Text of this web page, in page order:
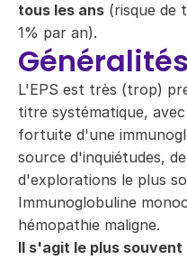
tous les ans (risque de
1% par an).
Généralités
L'EPS est très (trop)
titre systématique,
fortuite d'une
source d'inquiétudes,
d'explorations le plus
Immunoglobuline
hémopathie maligne.
Il s'agit le plus